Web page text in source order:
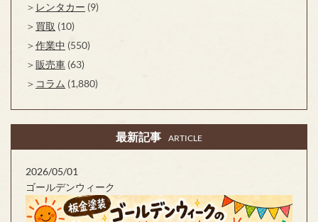
レンタカー (9)
買取 (10)
作業中 (550)
販売車 (63)
コラム (1,880)
最新記事 ARTICLE
2026/05/01
ゴールデンウィーク